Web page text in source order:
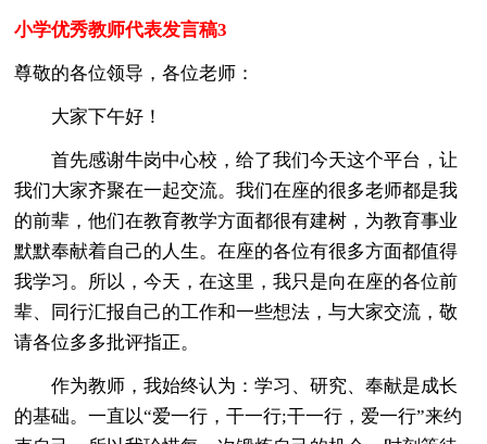
小学优秀教师代表发言稿3
尊敬的各位领导，各位老师：
大家下午好！
首先感谢牛岗中心校，给了我们今天这个平台，让
我们大家齐聚在一起交流。我们在座的很多老师都是我
的前辈，他们在教育教学方面都很有建树，为教育事业
默默奉献着自己的人生。在座的各位有很多方面都值得
我学习。所以，今天，在这里，我只是向在座的各位前
辈、同行汇报自己的工作和一些想法，与大家交流，敬
请各位多多批评指正。
作为教师，我始终认为：学习、研究、奉献是成长
的基础。一直以“爱一行，干一行;干一行，爱一行”来约